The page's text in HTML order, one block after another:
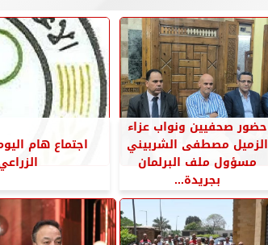
اجتماع هام
حضور صحفيين ونواب عزاء
الزميل مصطفى الشربيني
مسؤول ملف البرلمان
بجريدة...